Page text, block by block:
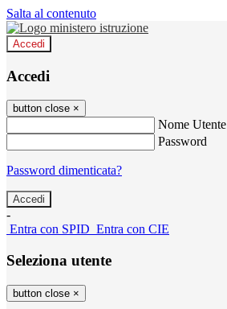
Salta al contenuto
Accedi
Accedi
button close ×
Nome Utente
Password
Password dimenticata?
-
Entra con SPID Entra con CIE
Seleziona utente
button close ×